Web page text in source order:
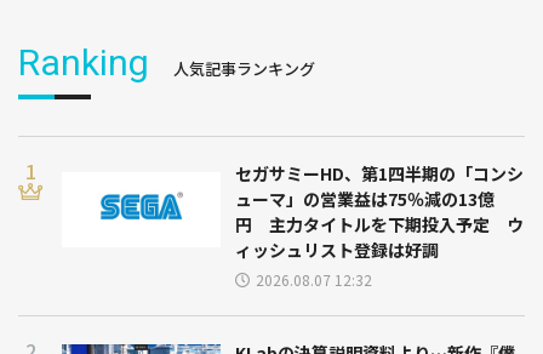
Ranking 人気記事ランキング
セガサミーHD、第1四半期の「コンシ
ューマ」の営業益は75％減の13億
円 主力タイトルを下期投入予定 ウ
ィッシュリスト登録は好調
2026.08.07 12:32